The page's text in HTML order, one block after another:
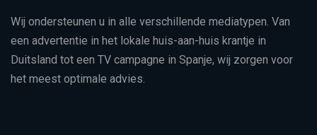
Wij ondersteunen u in alle verschillende mediatypen. Van
een advertentie in het lokale huis-aan-huis krantje in
Duitsland tot een TV campagne in Spanje, wij zorgen voor
het meest optimale advies.